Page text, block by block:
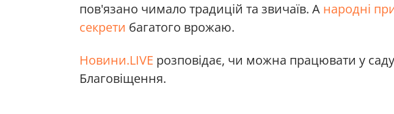
пов'язано чимало традицій та звичаїв. А народні
секрети багатого врожаю.
Новини.LIVE розповідає, чи можна працювати у
Благовіщення.